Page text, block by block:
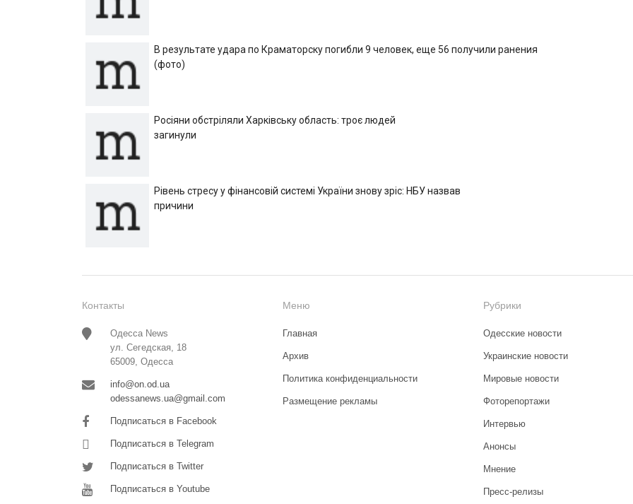
В результате удара по Краматорску погибли 9 человек, еще 56 получили ранения
(фото)
Росіяни обстріляли Харківську область: троє людей
загинули
Рівень стресу у фінансовій системі України знову зріс: НБУ назвав
причини
Контакты
Одесса News
ул. Сегедская, 18
65009, Одесса
info@on.od.ua
odessanews.ua@gmail.com
Подписаться в Facebook
Подписаться в Telegram
Подписаться в Twitter
Подписаться в Youtube
Меню
Главная
Архив
Политика конфиденциальности
Размещение рекламы
Рубрики
Одесские новости
Украинские новости
Мировые новости
Фоторепортажи
Интервью
Анонсы
Мнение
Пресс-релизы